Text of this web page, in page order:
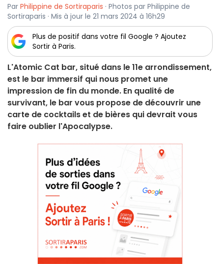
Par Philippine de Sortiraparis · Photos par Philippine de
Sortiraparis · Mis à jour le 21 mars 2024 à 16h29
Plus de positif dans votre fil Google ? Ajoutez
Sortir à Paris.
L'Atomic Cat bar, situé dans le 11e arrondissement,
est le bar immersif qui nous promet une
impression de fin du monde. En qualité de
survivant, le bar vous propose de découvrir une
carte de cocktails et de bières qui devrait vous
faire oublier l'Apocalypse.